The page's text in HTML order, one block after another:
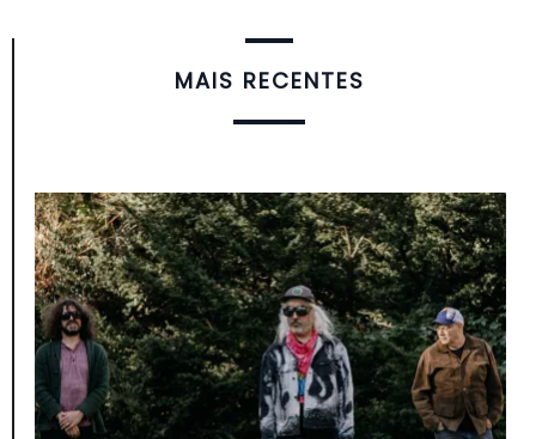
MAIS RECENTES